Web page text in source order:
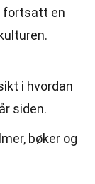
fortsatt en
i hvordan
siden.
bøker og